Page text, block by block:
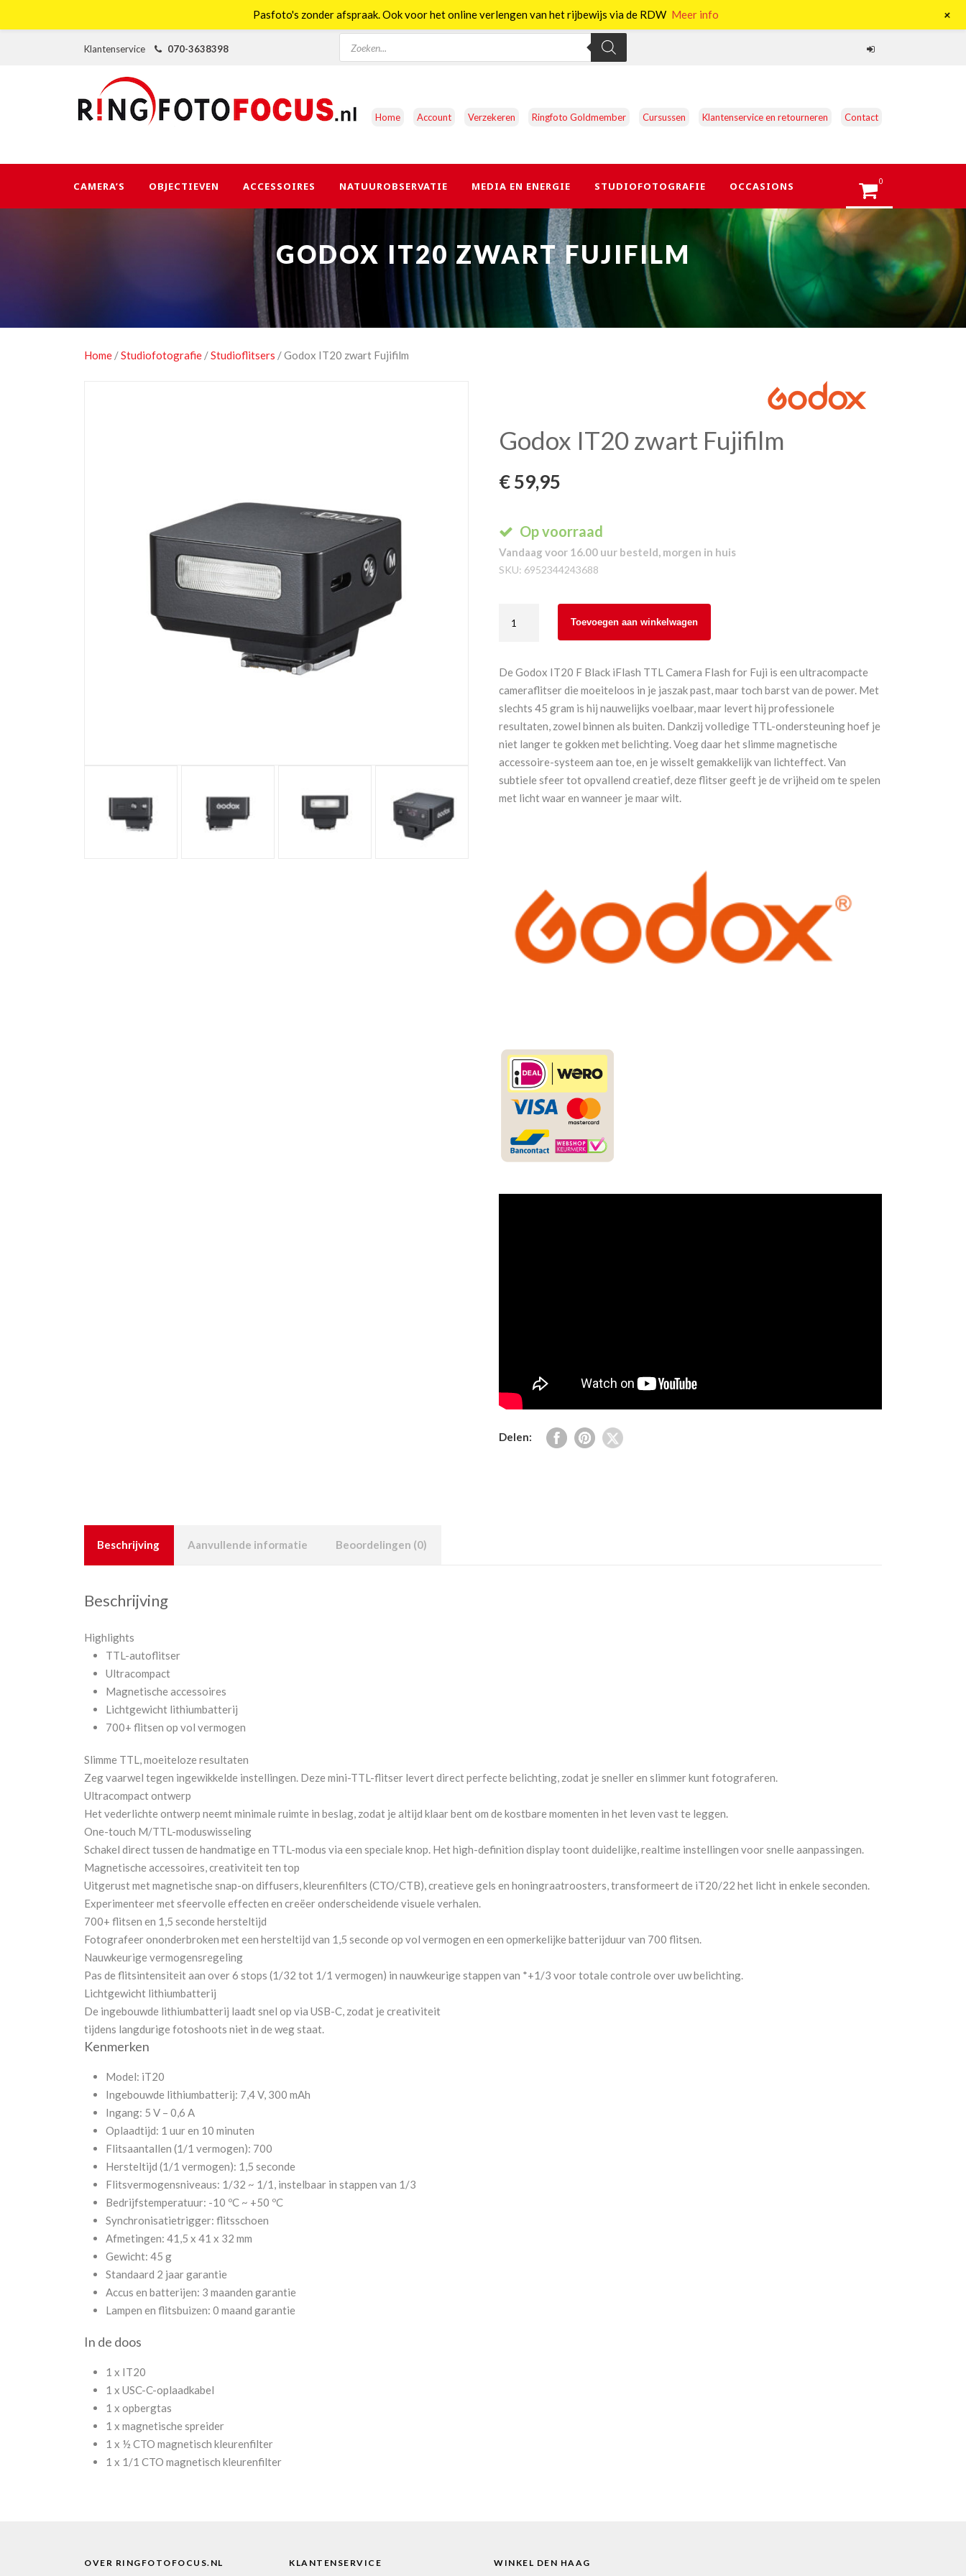
Klantenservice 070-3638398
Producten
zoeken
Home Account Verzekeren Ringfoto Goldmember Cursussen Klantenservice en retourneren Contact
CAMERA’S OBJECTIEVEN ACCESSOIRES NATUUROBSERVATIE MEDIA EN ENERGIE STUDIOFOTOGRAFIE OCCASIONS 0
GODOX IT20 ZWART FUJIFILM
Home /Studiofotografie /Studioflitsers / Godox IT20 zwart Fujifilm
Godox IT20 zwart Fujifilm
€59,95
Op voorraad
Vandaag voor 16.00 uur besteld, morgen in huis
SKU: 6952344243688
IT20
Fujifilm
Toevoegen aan winkelwagen
De Godox IT20 F Black iFlash TTL Camera Flash for Fuji is een ultracompacte
cameraflitser die moeiteloos in je jaszak past, maar toch barst van de power. Met
slechts 45 gram is hij nauwelijks voelbaar, maar levert hij professionele
resultaten, zowel binnen als buiten. Dankzij volledige TTL-ondersteuning hoef je
niet langer te gokken met belichting. Voeg daar het slimme magnetische
accessoire-systeem aan toe, en je wisselt gemakkelijk van lichteffect. Van
subtiele sfeer tot opvallend creatief, deze flitser geeft je de vrijheid om te spelen
met licht waar en wanneer je maar wilt.
Delen:
Beschrijving Aanvullende informatie Beoordelingen (0)
Beschrijving
Highlights
TTL-autoflitser
Ultracompact
Magnetische accessoires
Lichtgewicht lithiumbatterij
700+ flitsen op vol vermogen
Slimme TTL, moeiteloze resultaten
Zeg vaarwel tegen ingewikkelde instellingen. Deze mini-TTL-flitser levert direct perfecte belichting, zodat je sneller en slimmer kunt fotograferen.
Ultracompact ontwerp
Het vederlichte ontwerp neemt minimale ruimte in beslag, zodat je altijd klaar bent om de kostbare momenten in het leven vast te leggen.
One-touch M/TTL-moduswisseling
Schakel direct tussen de handmatige en TTL-modus via een speciale knop. Het high-definition display toont duidelijke, realtime instellingen voor snelle aanpassingen.
Magnetische accessoires, creativiteit ten top
Uitgerust met magnetische snap-on diffusers, kleurenfilters (CTO/CTB), creatieve gels en honingraatroosters, transformeert de iT20/22 het licht in enkele seconden.
Experimenteer met sfeervolle effecten en creëer onderscheidende visuele verhalen.
700+ flitsen en 1,5 seconde hersteltijd
Fotografeer ononderbroken met een hersteltijd van 1,5 seconde op vol vermogen en een opmerkelijke batterijduur van 700 flitsen.
Nauwkeurige vermogensregeling
Pas de flitsintensiteit aan over 6 stops (1/32 tot 1/1 vermogen) in nauwkeurige stappen van *+1/3 voor totale controle over uw belichting.
Lichtgewicht lithiumbatterij
De ingebouwde lithiumbatterij laadt snel op via USB-C, zodat je creativiteit
tijdens langdurige fotoshoots niet in de weg staat.
Kenmerken
Model: iT20
Ingebouwde lithiumbatterij: 7,4 V, 300 mAh
Ingang: 5 V – 0,6 A
Oplaadtijd: 1 uur en 10 minuten
Flitsaantallen (1/1 vermogen): 700
Hersteltijd (1/1 vermogen): 1,5 seconde
Flitsvermogensniveaus: 1/32 ~ 1/1, instelbaar in stappen van 1/3
Bedrijfstemperatuur: -10 ºC ~ +50 ºC
Synchronisatietrigger: flitsschoen
Afmetingen: 41,5 x 41 x 32 mm
Gewicht: 45 g
Standaard 2 jaar garantie
Accus en batterijen: 3 maanden garantie
Lampen en flitsbuizen: 0 maand garantie
In de doos
1 x IT20
1 x USC-C-oplaadkabel
1 x opbergtas
1 x magnetische spreider
1 x ½ CTO magnetisch kleurenfilter
1 x 1/1 CTO magnetisch kleurenfilter
OVER RINGFOTOFOCUS.NL KLANTENSERVICE WINKEL DEN HAAG
Pasfoto's zonder afspraak. Ook voor het online verlengen van het rijbewijs via de RDW Meer info +